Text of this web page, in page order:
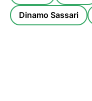
Dinamo Sassari